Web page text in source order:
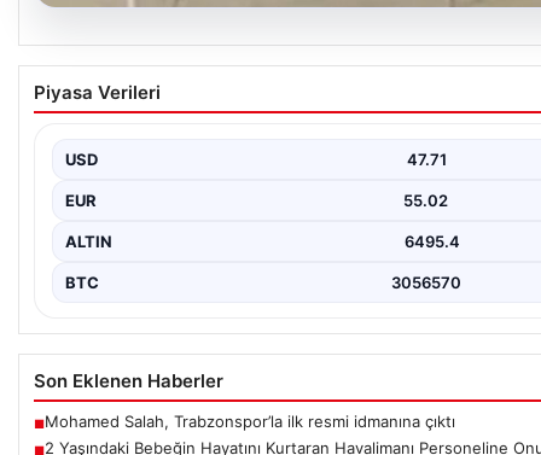
05.08.2026
2 Yaşındaki Bebeğin Hayatını Kurtaran
Ödülü
Piyasa Verileri
USD 47.71
EUR 55.02
ALTIN 6495.4
BTC 3056570
Son Eklenen Haberler
■Mohamed Salah, Trabzonspor’la ilk resmi idmanına çıktı
■2 Yaşındaki Bebeğin Hayatını Kurtaran Havalimanı Personeline